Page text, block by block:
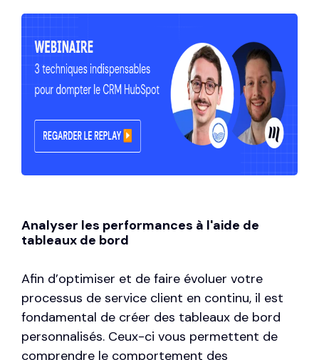
Analyser les performances à l'aide de
tableaux de bord
Afin d’optimiser et de faire évoluer votre
processus de service client en continu, il est
fondamental de créer des tableaux de bord
personnalisés. Ceux-ci vous permettent de
comprendre le comportement des